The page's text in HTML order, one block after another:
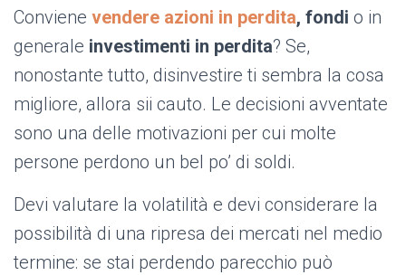
Conviene vendere azioni in perdita, fondi o in
generale investimenti in perdita? Se,
nonostante tutto, disinvestire ti sembra la cosa
migliore, allora sii cauto. Le decisioni avventate
sono una delle motivazioni per cui molte
persone perdono un bel po’ di soldi.
Devi valutare la volatilità e devi considerare la
possibilità di una ripresa dei mercati nel medio
termine: se stai perdendo parecchio può